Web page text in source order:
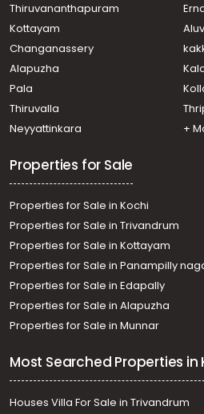
Thiruvananthapuram
Kottayam
Changanassery
Alapuzha
Pala
Thiruvalla
Neyyattinkara
+
Properties for Sale
Properties for Sale in Kochi
Properties for Sale in Trivandrum
Properties for Sale in Kottayam
Properties for Sale in Panampilly
Properties for Sale in Edapally
Properties for Sale in Alapuzha
Properties for Sale in Munnar
Most Searched Properties in
Houses Villa For Sale in Trivandrum